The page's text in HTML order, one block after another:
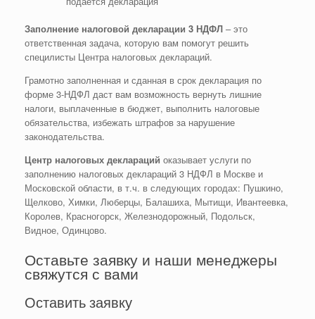
Заполнение налоговой декларации 3 НДФЛ – это
ответственная задача, которую вам помогут решить
специлисты Центра налоговых деклараций.
Грамотно заполненная и сданная в срок декларация по
форме 3-НДФЛ даст вам возможность вернуть лишние
налоги, выплаченные в бюджет, выполнить налоговые
обязательства, избежать штрафов за нарушение
законодательства.
Центр налоговых деклараций оказывает услуги по
заполнению налоговых деклараций 3 НДФЛ в Москве и
Московской области, в т.ч. в следующих городах: Пушкино,
Щелково, Химки, Люберцы, Балашиха, Мытищи, Ивантеевка,
Королев, Красногорск, Железнодорожный, Подольск,
Видное, Одинцово.
Оставьте заявку и наши менеджеры
свяжутся с вами
Оставить заявку